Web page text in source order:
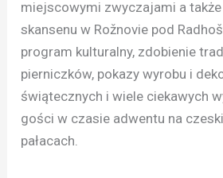
miejscowymi zwyczajami a
skansenu w Rožnovie pod
program kulturalny, zdobienie
pierniczków, pokazy wyrobu i
świątecznych i wiele ciekawych
gości w czasie adwentu na
pałacach.